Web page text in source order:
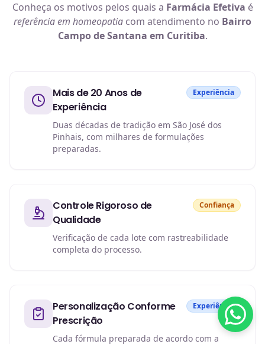
Conheça os motivos pelos quais a Farmácia Efetiva é
referência em homeopatia com atendimento no Bairro
Campo de Santana em Curitiba.
Mais de 20 Anos de
Experiência
Experiência
Duas décadas de tradição em São José dos
Pinhais, com milhares de formulações
preparadas.
Controle Rigoroso de
Qualidade
Confiança
Verificação de cada lote com rastreabilidade
completa do processo.
Personalização Conforme
Prescrição
Experiência
Cada fórmula preparada de acordo com a